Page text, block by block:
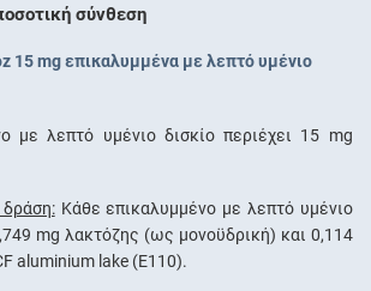
σύνθεση
15 mg επικαλυμμένα με λεπτό υμένιο
με λεπτό υμένιο δισκίο περιέχει 15 mg
Κάθε επικαλυμμένο με λεπτό υμένιο
mg λακτόζης (ως μονοϋδρική) και 0,114
aluminium lake (E110).